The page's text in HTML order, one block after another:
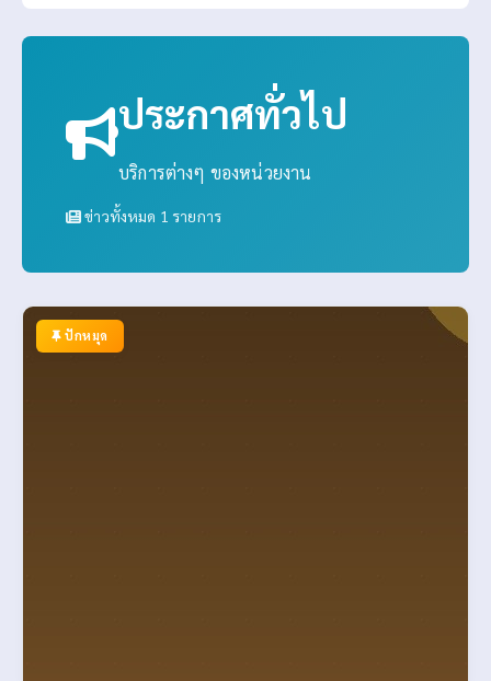
ประกาศทั่วไป
บริการต่างๆ ของหน่วยงาน
ข่าวทั้งหมด 1 รายการ
ปักหมุด